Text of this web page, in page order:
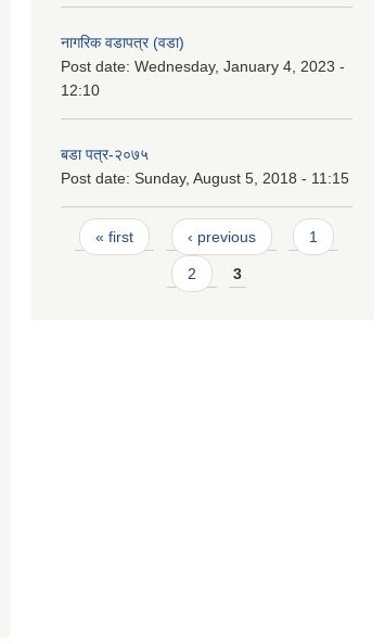
नागरिक वडापत्र (वडा)
Post date: Wednesday, January 4, 2023 -
12:10
बडा पत्र-२०७५
Post date: Sunday, August 5, 2018 - 11:15
Pages
« first ‹ previous 1
2 3